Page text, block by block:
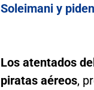
Soleimani y
Los atentados
piratas aéreos,